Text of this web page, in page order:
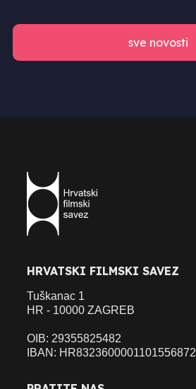
sve novosti
HRVATSKI FILMSKI SAVEZ
Tuškanac 1
HR - 10000 ZAGREB
OIB: 29355825482
IBAN: HR8323600001101556872